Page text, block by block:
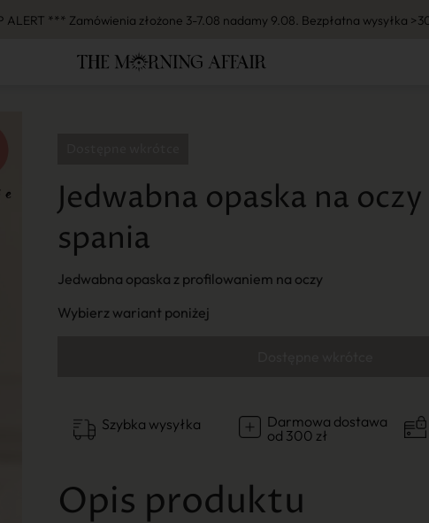
ALERT *** Zamówienia złożone 3-7.08 nadamy 9.08. Bezpłatna wysyłka
Jedwabna opaska na
spania
Jedwabna opaska z profilowaniem na oczy
Wybierz wariant poniżej
Szybka wysyłka
Darmowa dostawa
od 300 zł
Opis produktu